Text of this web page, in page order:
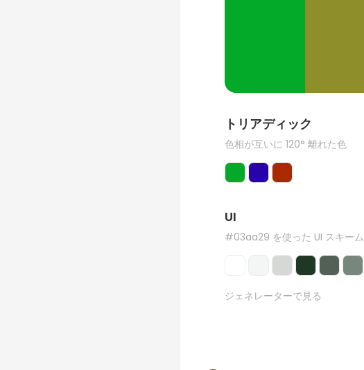
トリアディック
色相が互いに 120° 離れた色
UI
#03aa29 を使った UI スキーム
ジェネレーターで見る